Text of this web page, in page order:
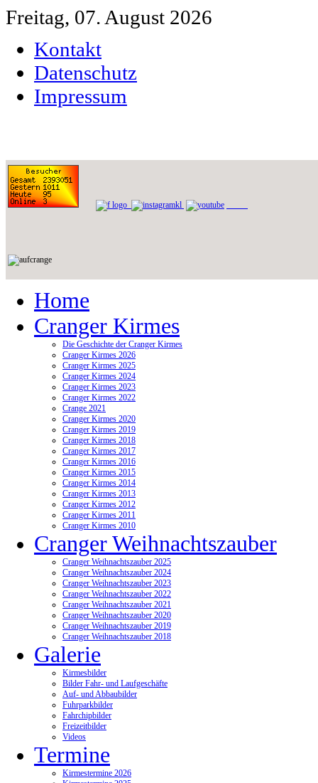
Freitag, 07. August 2026
Kontakt
Datenschutz
Impressum
Home
Cranger Kirmes
Die Geschichte der Cranger Kirmes
Cranger Kirmes 2026
Cranger Kirmes 2025
Cranger Kirmes 2024
Cranger Kirmes 2023
Cranger Kirmes 2022
Crange 2021
Cranger Kirmes 2020
Cranger Kirmes 2019
Cranger Kirmes 2018
Cranger Kirmes 2017
Cranger Kirmes 2016
Cranger Kirmes 2015
Cranger Kirmes 2014
Cranger Kirmes 2013
Cranger Kirmes 2012
Cranger Kirmes 2011
Cranger Kirmes 2010
Cranger Weihnachtszauber
Cranger Weihnachtszauber 2025
Cranger Weihnachtszauber 2024
Cranger Weihnachtszauber 2023
Cranger Weihnachtszauber 2022
Cranger Weihnachtszauber 2021
Cranger Weihnachtszauber 2020
Cranger Weihnachtszauber 2019
Cranger Weihnachtszauber 2018
Galerie
Kirmesbilder
Bilder Fahr- und Laufgeschäfte
Auf- und Abbaubilder
Fuhrparkbilder
Fahrchipbilder
Freizeitbilder
Videos
Termine
Kirmestermine 2026